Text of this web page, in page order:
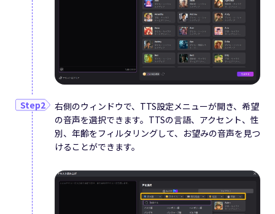
右側のウィンドウで、TTS設定メニューが開き、希望
の音声を選択できます。TTSの言語、アクセント、性
別、年齢をフィルタリングして、お望みの音声を見つ
けることができます。